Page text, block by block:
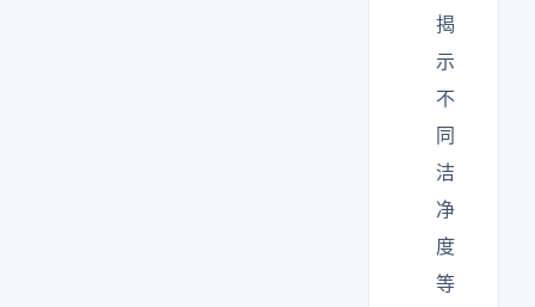
揭
示
不
同
洁
净
度
等